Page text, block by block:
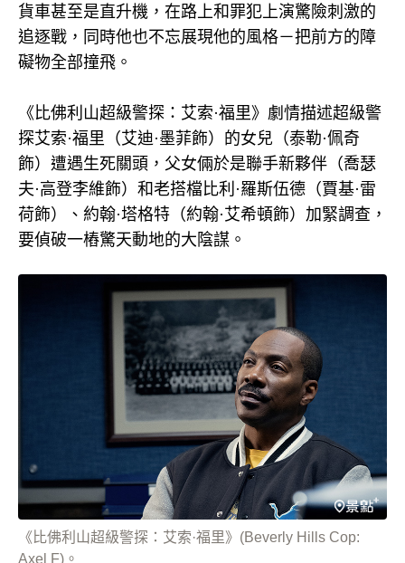
貨車甚至是直升機，在路上和罪犯上演驚險刺激的
追逐戰，同時他也不忘展現他的風格－把前方的障
礙物全部撞飛。
《比佛利山超級警探：艾索·福里》劇情描述超級警
探艾索·福里（艾迪·墨菲飾）的女兒（泰勒·佩奇
飾）遭遇生死關頭，父女倆於是聯手新夥伴（喬瑟
夫·高登李維飾）和老搭檔比利·羅斯伍德（賈基·雷
荷飾）、約翰·塔格特（約翰·艾希頓飾）加緊調查，
要偵破一樁驚天動地的大陰謀。
《比佛利山超級警探：艾索·福里》(Beverly Hills Cop:
Axel F)。